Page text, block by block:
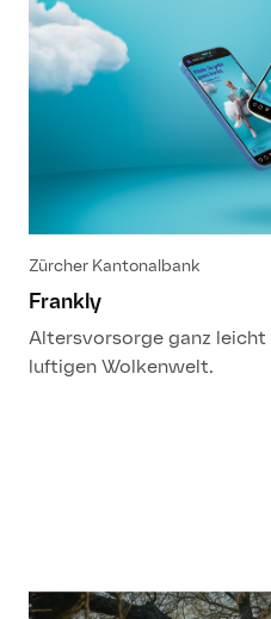
Zürcher Kantonalbank
Frankly
Altersvorsorge ganz
luftigen Wolkenwelt.